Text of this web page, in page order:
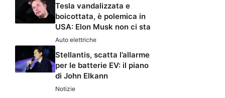
Tesla vandalizzata e
boicottata, è polemica in
USA: Elon Musk non ci sta
Auto elettriche
Stellantis, scatta l’allarme
per le batterie EV: il piano
di John Elkann
Notizie